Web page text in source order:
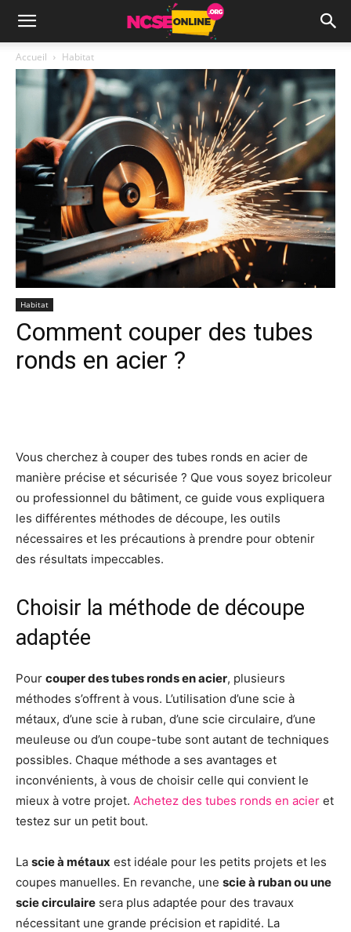
Accueil Habitat
Habitat
Comment couper des tubes
ronds en acier ?
Vous cherchez à couper des tubes ronds en acier de
manière précise et sécurisée ? Que vous soyez bricoleur
ou professionnel du bâtiment, ce guide vous expliquera
les différentes méthodes de découpe, les outils
nécessaires et les précautions à prendre pour obtenir
des résultats impeccables.
Choisir la méthode de découpe
adaptée
Pour couper des tubes ronds en acier, plusieurs
méthodes s’offrent à vous. L’utilisation d’une scie à
métaux, d’une scie à ruban, d’une scie circulaire, d’une
meuleuse ou d’un coupe-tube sont autant de techniques
possibles. Chaque méthode a ses avantages et
inconvénients, à vous de choisir celle qui convient le
mieux à votre projet. Achetez des tubes ronds en acier et
testez sur un petit bout.
La scie à métaux est idéale pour les petits projets et les
coupes manuelles. En revanche, une scie à ruban ou une
scie circulaire sera plus adaptée pour des travaux
nécessitant une grande précision et rapidité. La